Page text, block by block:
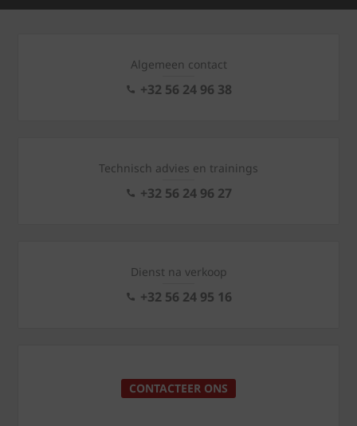
Algemeen contact
+32 56 24 96 38
Technisch advies en trainings
+32 56 24 96 27
Dienst na verkoop
+32 56 24 95 16
CONTACTEER ONS